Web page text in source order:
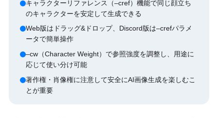
キャラクターリファレンス（–cref）機能で同じ顔立ち
のキャラクターを安定して生成できる
Web版はドラッグ&ドロップ、Discord版は–crefパラメ
ータで簡単操作
–cw（Character Weight）で参照強度を調整し、用途に
応じて使い分け可能
著作権・肖像権に注意して安全にAI画像生成を楽しむこ
とが重要